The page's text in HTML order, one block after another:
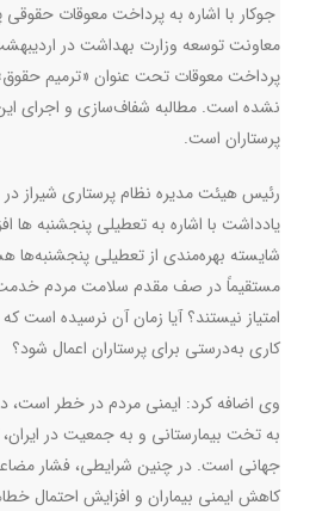
جوکار با اشاره به پرداخت معوقات
معاونت توسعه وزارت بهداشت در
پرداخت معوقات تحت عنوان «ترمیم
نشده است. مطالبه شفاف‌سازی و اجرای
پرستاران است.
رئیس هیئت مدیره نظام پرستاری شیراز
یادداشت با اشاره به تعطیلی پنجشنبه ها
شایسته بهره‌مندی از تعطیلی پنجشنبه‌ها
مستقیماً در صف مقدم سلامت مردم
امتیاز نیستند؟ آیا زمان آن نرسیده است
کاری به‌درستی برای پرستاران اعمال شود؟
وی اضافه کرد: ایمنی مردم در خطر است،
به تخت بیمارستانی و به جمعیت در
جهانی است. در چنین شرایطی، فشار
کاهش ایمنی بیماران و افزایش احتمال